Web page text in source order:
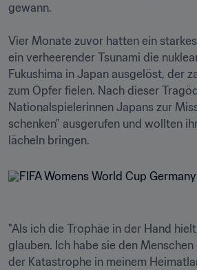
gewann.
Vier Monate zuvor hatten ein
ein verheerender Tsunami die
Fukushima in Japan ausgelöst, der
zum Opfer fielen. Nach dieser
Nationalspielerinnen Japans zur
schenken" ausgerufen und wollten
lächeln bringen.
"Als ich die Trophäe in der Hand
glauben. Ich habe sie den
der Katastrophe in meinem